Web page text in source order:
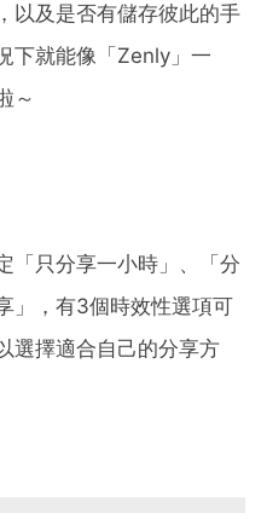
以及是否有儲存彼此的手
下就能像「Zenly」一
～
「只分享一小時」、「分
」，有3個時效性選項可
選擇適合自己的分享方